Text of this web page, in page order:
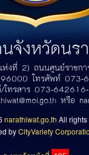
จังหวัดนร
ห่งที่ 2) ถนนศูนย์ราชก
96000 โทรศัพท์ 073-
/โทรสาร 073-
หรือ
narathiwat.go.th All rights
byCityVariety